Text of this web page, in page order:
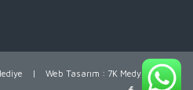
Hediye | Web Tasarım : 7K Medya